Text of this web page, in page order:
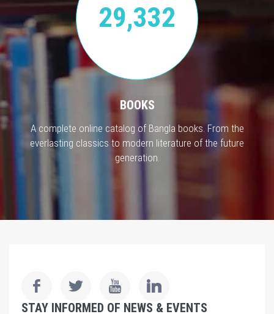
29,332
BOOKS
A complete online catalog of Bangla books. From the
everlasting classics to modern literature of the future
generation.
STAY INFORMED OF NEWS & EVENTS